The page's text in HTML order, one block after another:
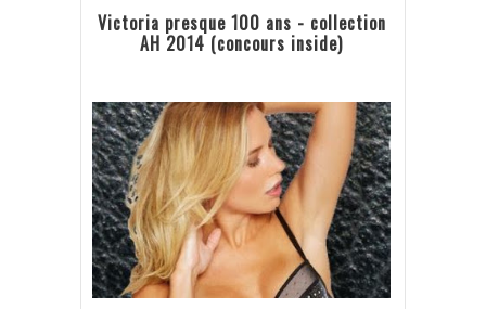
Victoria presque 100 ans - collection
AH 2014 (concours inside)